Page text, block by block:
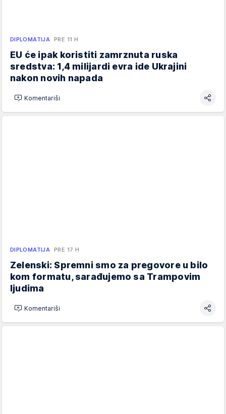
DIPLOMATIJA PRE 11 H
EU će ipak koristiti zamrznuta ruska
sredstva: 1,4 milijardi evra ide Ukrajini
nakon novih napada
Komentariši
DIPLOMATIJA PRE 17 H
Zelenski: Spremni smo za pregovore u bilo
kom formatu, sarađujemo sa Trampovim
ljudima
Komentariši